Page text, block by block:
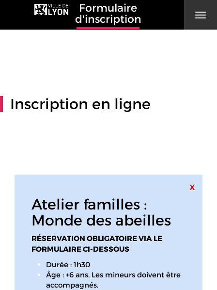
Formulaire
d'inscription
Inscription en ligne
x
Atelier familles :
Monde des abeilles
RÉSERVATION OBLIGATOIRE VIA LE
FORMULAIRE CI-DESSOUS
Durée : 1h30
Âge : +6 ans. Les mineurs doivent être
accompagnés.